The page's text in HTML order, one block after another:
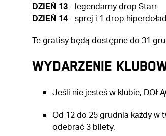
DZIEŃ 13- legendarny drop Starr
DZIEŃ 14- sprej i 1 drop
Te gratisy będą dostępne do 31
WYDARZENIE
Jeśli nie jesteś w klubie,
Od 12 do 25 grudnia każdy w
odebrać 3 bilety.